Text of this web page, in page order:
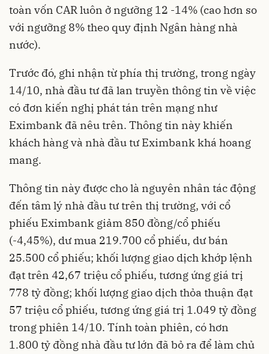
toàn vốn CAR luôn ở ngưỡng 12 -14% (cao hơn so
với ngưỡng 8% theo quy định Ngân hàng nhà
nước).
Trước đó, ghi nhận từ phía thị trường, trong ngày
14/10, nhà đầu tư đã lan truyền thông tin về việc
có đơn kiến nghị phát tán trên mạng như
Eximbank đã nêu trên. Thông tin này khiến
khách hàng và nhà đầu tư Eximbank khá hoang
mang.
Thông tin này được cho là nguyên nhân tác động
đến tâm lý nhà đầu tư trên thị trường, với cổ
phiếu Eximbank giảm 850 đồng/cổ phiếu
(-4,45%), dư mua 219.700 cổ phiếu, dư bán
25.500 cổ phiếu; khối lượng giao dịch khớp lệnh
đạt trên 42,67 triệu cổ phiếu, tương ứng giá trị
778 tỷ đồng; khối lượng giao dịch thỏa thuận đạt
57 triệu cổ phiếu, tương ứng giá trị 1.049 tỷ đồng
trong phiên 14/10. Tính toàn phiên, có hơn
1.800 tỷ đồng nhà đầu tư lớn đã bỏ ra để làm chủ